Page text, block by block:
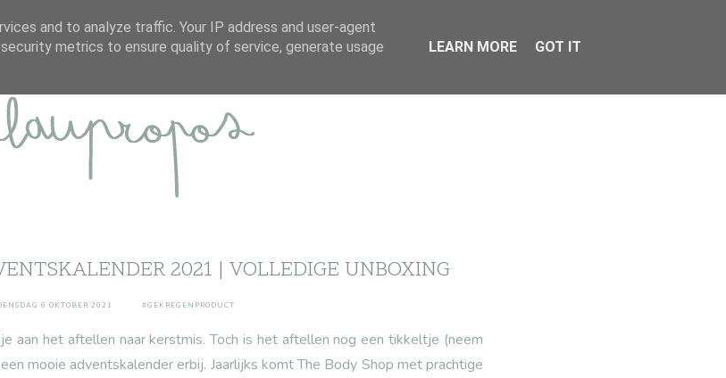
DISCLAIMER CONTACT
2021 | VOLLEDIGE UNBOXING
6 OKTOBER 2021 #GEKREGENPRODUCT
aan het aftellen naar kerstmis. Toch is het aftellen nog een tikkeltje (neem
mooie adventskalender erbij. Jaarlijks komt The Body Shop met prachtige
and to analyze traffic. Your IP address and user-agent
metrics to ensure quality of service, generate usage
LEARN MORE GOT IT